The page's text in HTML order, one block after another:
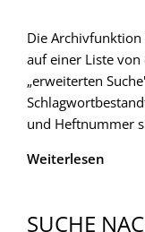
Die
auf einer Liste
„erweiterten
und Heftnummer
Weiterlesen
SUCHE